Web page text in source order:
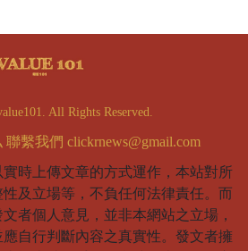
All Rights Reserved.
聯繫我們 clickrnews@gmail.com
時上傳文章的方式運作，本站對所
及立場等，不負任何法律責任。而
者個人意見，並非本網站之立場，
自行判斷內容之真實性。發文者擁